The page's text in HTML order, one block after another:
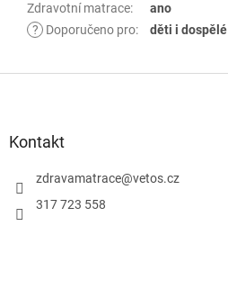
Zdravotní matrace:
ano
?
Doporučeno pro: děti i dospělé
pKontakt
zdravamatrace@vetos.cz
317 723 558